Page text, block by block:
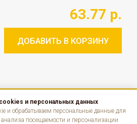
63.77 р.
ДОБАВИТЬ В КОРЗИНУ
и персональных данных
и обрабатываем персональные данные для
посещаемости и персонализации